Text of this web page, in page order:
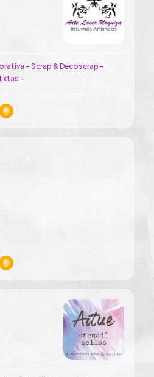
- Scrap & Decoscrap -
-